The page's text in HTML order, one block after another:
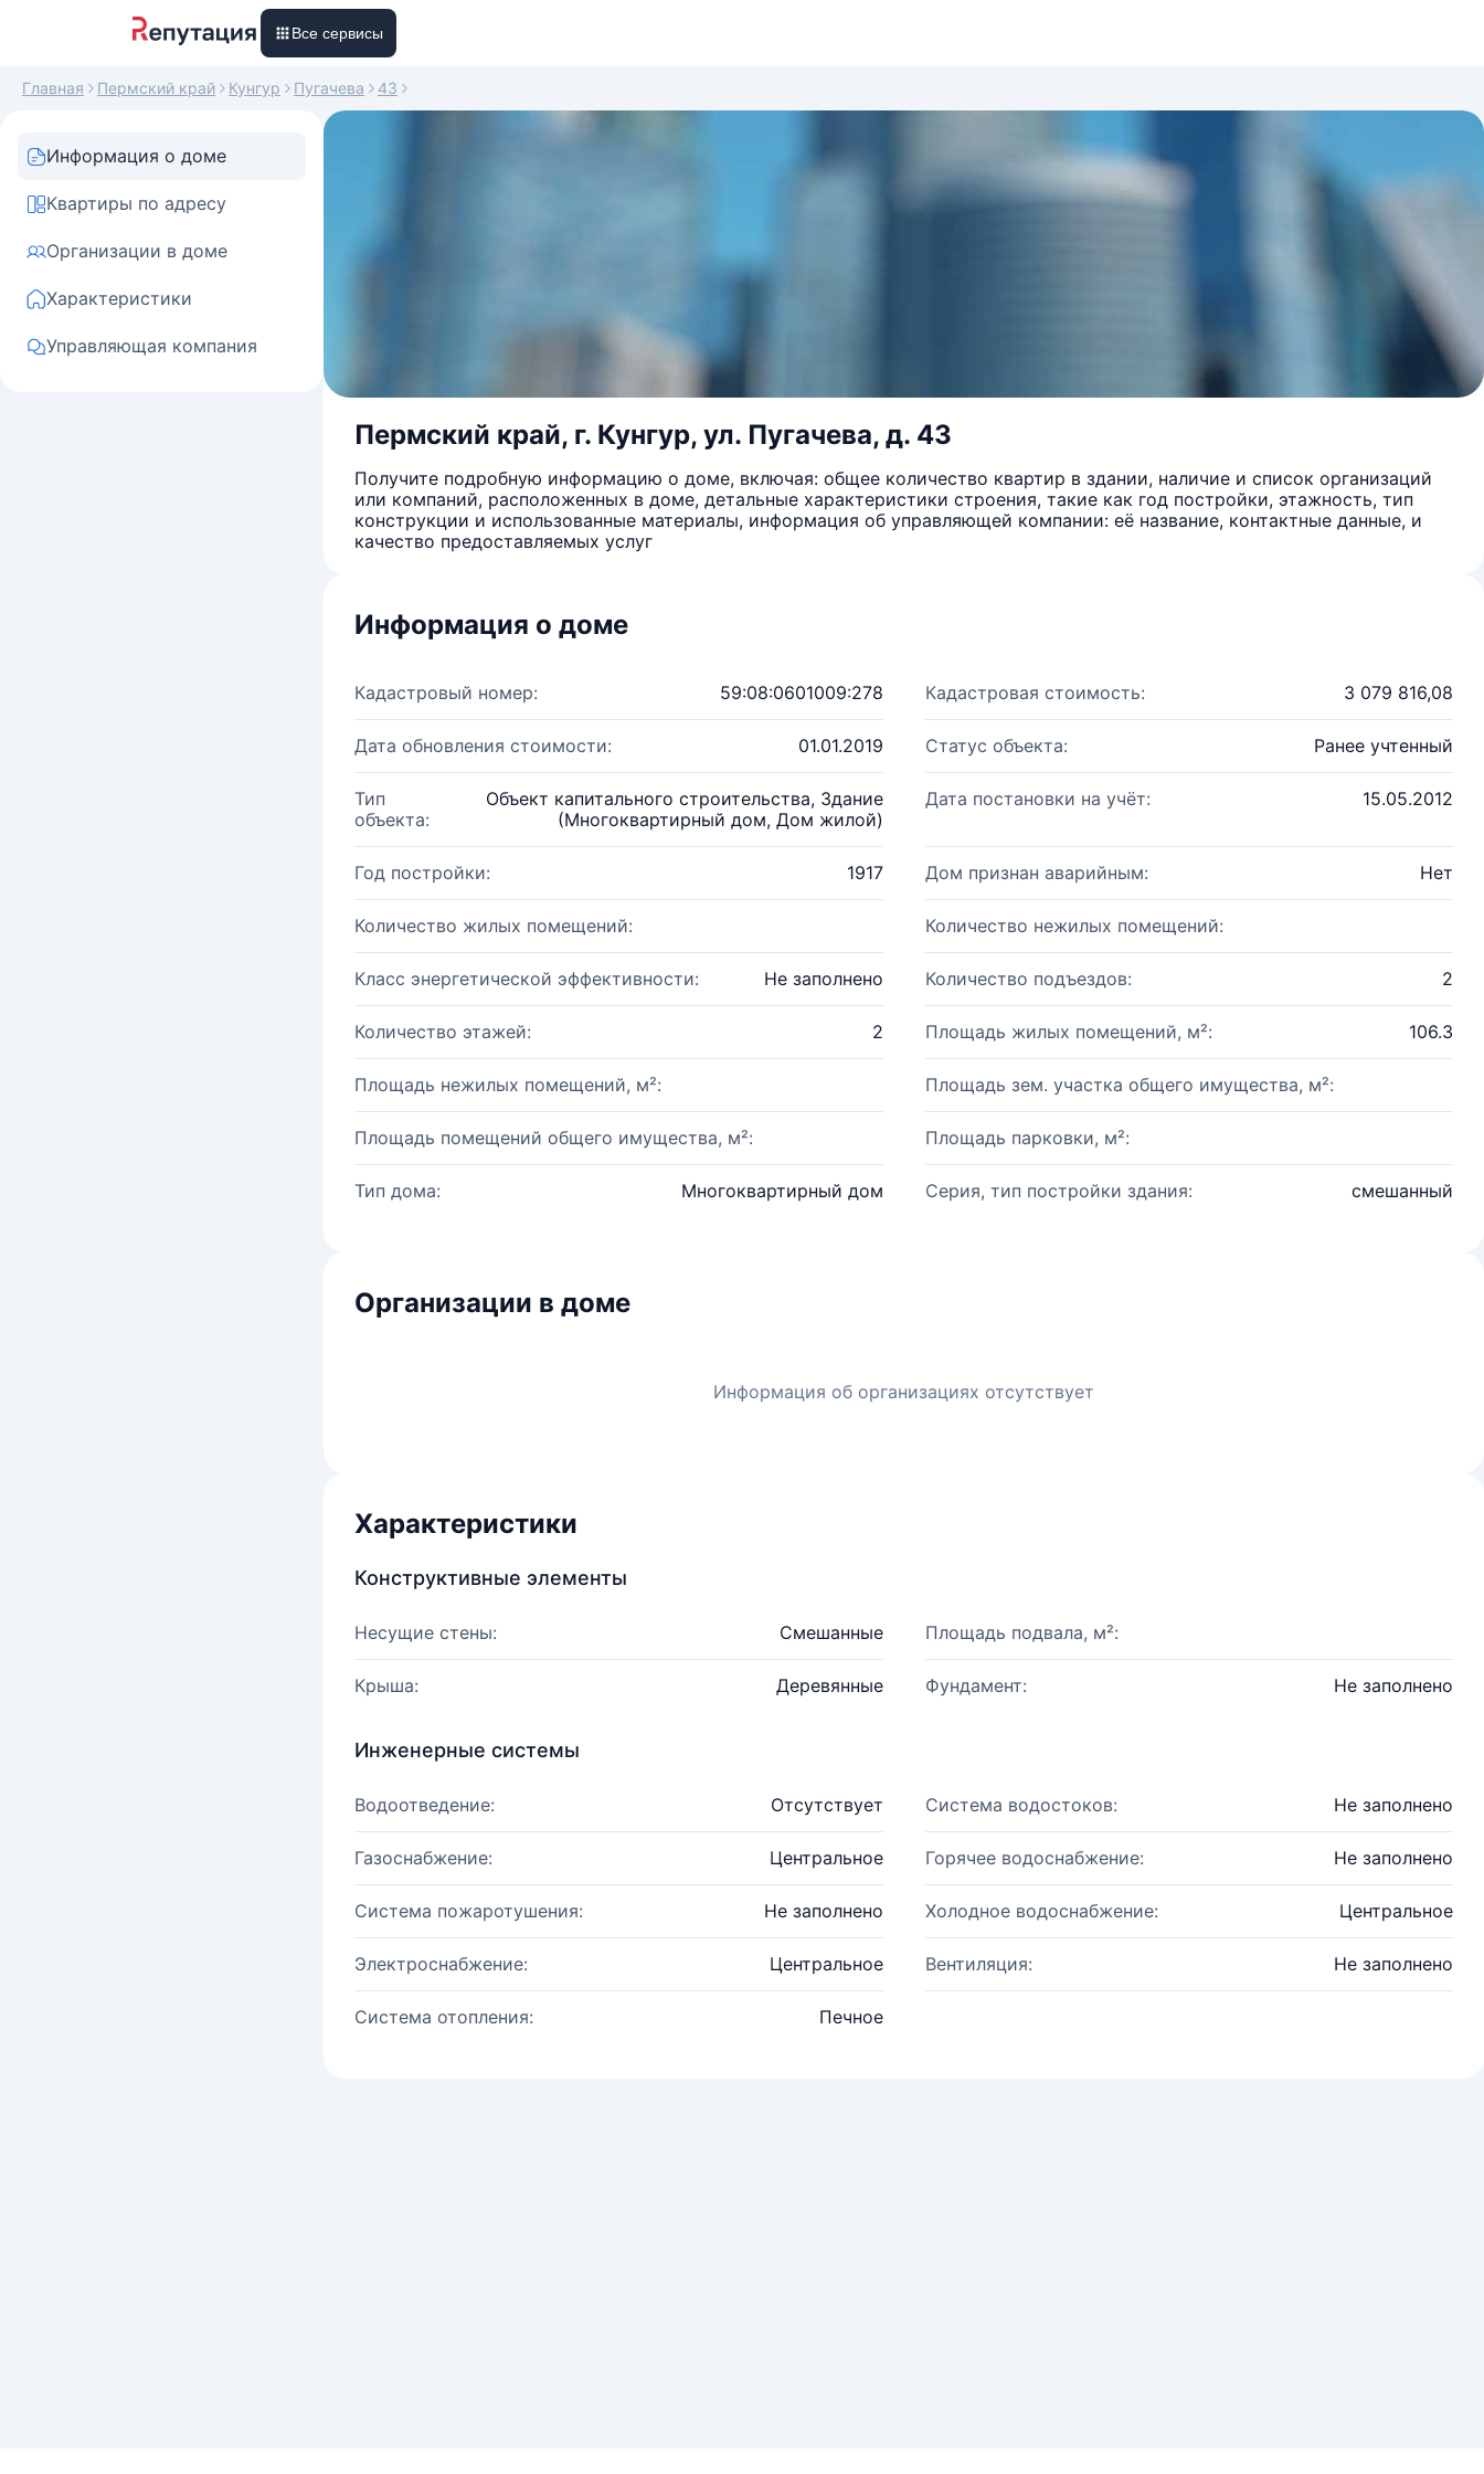
Все сервисы
Главная Пермский край Кунгур Пугачева 43
Информация о доме
Квартиры по адресу
Организации в доме
Характеристики
Управляющая компания
Пермский край, г. Кунгур, ул. Пугачева, д. 43
Получите подробную информацию о доме, включая: общее количество квартир в здании, наличие и список организаций
или компаний, расположенных в доме, детальные характеристики строения, такие как год постройки, этажность, тип
конструкции и использованные материалы, информация об управляющей компании: её название, контактные данные, и
качество предоставляемых услуг
Информация о доме
Кадастровый номер: 59:08:0601009:278 Кадастровая стоимость: 3 079 816,08
Дата обновления стоимости: 01.01.2019 Статус объекта: Ранее учтенный
Тип
объекта:
Объект капитального строительства, Здание
(Многоквартирный дом, Дом жилой)
Дата постановки на учёт: 15.05.2012
Год постройки: 1917 Дом признан аварийным: Нет
Количество жилых помещений: Количество нежилых помещений:
Класс энергетической эффективности: Не заполнено Количество подъездов: 2
Количество этажей: 2 Площадь жилых помещений, м²: 106.3
Площадь нежилых помещений, м²: Площадь зем. участка общего имущества, м²:
Площадь помещений общего имущества, м²: Площадь парковки, м²:
Тип дома: Многоквартирный дом Серия, тип постройки здания: смешанный
Организации в доме
Информация об организациях отсутствует
Характеристики
Конструктивные элементы
Несущие стены: Смешанные Площадь подвала, м²:
Крыша: Деревянные Фундамент: Не заполнено
Инженерные системы
Водоотведение: Отсутствует Система водостоков: Не заполнено
Газоснабжение: Центральное Горячее водоснабжение: Не заполнено
Система пожаротушения: Не заполнено Холодное водоснабжение: Центральное
Электроснабжение: Центральное Вентиляция: Не заполнено
Система отопления: Печное